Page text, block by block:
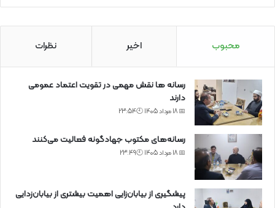
محبوب اخیر نظرات
رسانه ها نقش مهمی در تقویت اعتماد عمومی
دارند
📅 18 مرداد 1405 🕙23:54
رسانه‌های مکتوب جهادگونه فعالیت می‌کنند
📅 18 مرداد 1405 🕙23:49
پیشگیری از بیابان‌زایی اهمیت بیشتری از بیابان‌زدایی